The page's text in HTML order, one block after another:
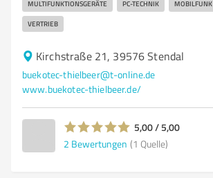
MULTIFUNKTIONSGERÄTE PC-TECHNIK MOBILFUNK
VERTRIEB
Kirchstraße 21, 39576 Stendal
buekotec-thielbeer@t-online.de
www.buekotec-thielbeer.de/
5,00 / 5,00
2 Bewertungen (1 Quelle)